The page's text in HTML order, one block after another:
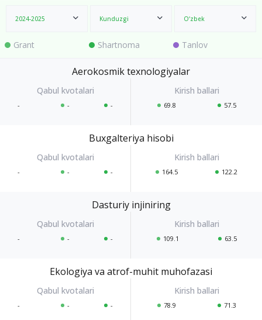
2024-2025 Kunduzgi O‘zbek
Grant Shartnoma Tanlov
Aerokosmik texnologiyalar
- - - 69.8 57.5
Buxgalteriya hisobi
- - - 164.5 122.2
Dasturiy injiniring
- - - 109.1 63.5
Ekologiya va atrof-muhit muhofazasi
- - - 78.9 71.3